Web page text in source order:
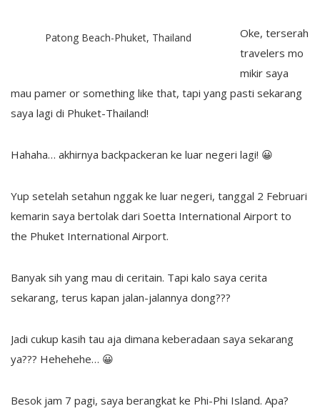
Patong Beach-Phuket, Thailand
Oke, terserah
travelers mo
mikir saya
mau pamer or something like that, tapi yang pasti sekarang
saya lagi di Phuket-Thailand!
Hahaha… akhirnya backpackeran ke luar negeri lagi! 😀
Yup setelah setahun nggak ke luar negeri, tanggal 2 Februari
kemarin saya bertolak dari Soetta International Airport to
the Phuket International Airport.
Banyak sih yang mau di ceritain. Tapi kalo saya cerita
sekarang, terus kapan jalan-jalannya dong???
Jadi cukup kasih tau aja dimana keberadaan saya sekarang
ya??? Hehehehe… 😀
Besok jam 7 pagi, saya berangkat ke Phi-Phi Island. Apa?